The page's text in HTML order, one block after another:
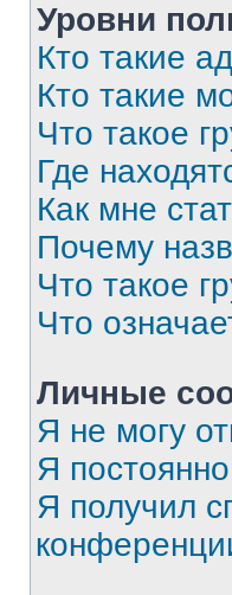
Уровни
Кто такие
Кто такие
Что такое
Где
Как мне
Почему
Что такое
Что
Личные
Я не могу
Я
Я получил